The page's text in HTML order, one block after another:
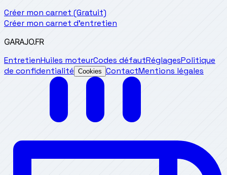
Créer mon carnet (Gratuit)
Créer mon carnet d'entretien
GARAJO.FR
EntretienHuiles moteurCodes défautRéglagesPolitique
de confidentialité Cookies ContactMentions légales